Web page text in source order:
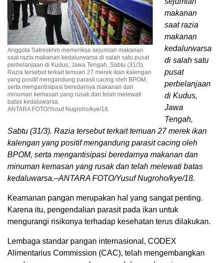
Anggota Satreskrim memeriksa sejumlah makanan
saat razia makanan kedalurwarsa di salah satu pusat
perbelanjaan di Kudus, Jawa Tengah, Sabtu (31/3).
Razia tersebut terkait temuan 27 merek ikan kalengan
yang positif mengandung parasit cacing oleh BPOM,
serta mengantisipasi beredarnya makanan dan
minuman kemasan yang rusak dan telah melewati
batas kedaluwarsa.
ANTARA FOTO/Yusuf Nugroho/kye/18.
makanan
saat razia
makanan
kedalurwarsa
di salah satu
pusat
perbelanjaan
di Kudus,
Jawa
Tengah,
Sabtu (31/3). Razia tersebut terkait temuan 27 merek ikan
kalengan yang positif mengandung parasit cacing oleh
BPOM, serta mengantisipasi beredarnya makanan dan
minuman kemasan yang rusak dan telah melewati batas
kedaluwarsa.–ANTARA FOTO/Yusuf Nugroho/kye/18.
Keamanan pangan merupakan hal yang sangat penting.
Karena itu, pengendalian parasit pada ikan untuk
mengurangi risikonya terhadap kesehatan terus dilakukan.
Lembaga standar pangan internasional, CODEX
Alimentarius Commission (CAC), telah mengembangkan